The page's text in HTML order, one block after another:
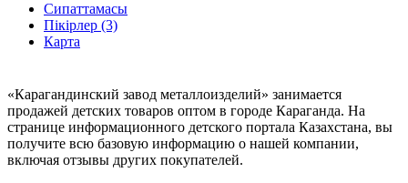
Сипаттамасы
Пікірлер (3)
Карта
«Карагандинский завод металлоизделий» занимается
продажей детских товаров оптом в городе Караганда. На
странице информационного детского портала Казахстана, вы
получите всю базовую информацию о нашей компании,
включая отзывы других покупателей.